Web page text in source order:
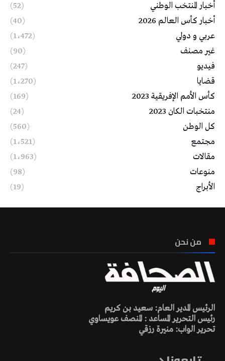
أخبار المنتخب الوطني
(52)
أخبار كأس العالم 2026
(40)
عربي و دولي
(1٬472)
غير مصنف
(90)
فيديو
(247)
قضايا
(1٬270)
كأس الأمم الإفريقية 2023
(169)
منتخبات الكان 2023
(24)
كل الوطن
(560)
مجتمع
(1٬521)
مقالات
(1٬963)
منوعات
(98)
الأبراج
(19)
من نحن
الرئيس المدير العام: سعيد بن كريم
رئيس التحرير المساعد : المنصف عويساوي
تحرير الواب: منيرة رزقي